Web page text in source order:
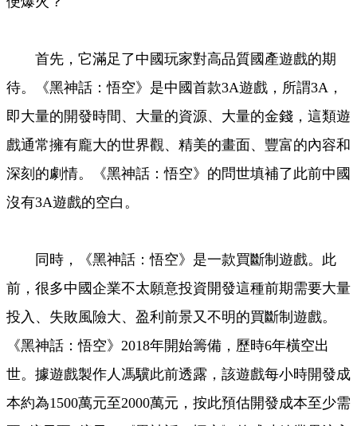
首先，它滿足了中國玩家對高品質國產遊戲的期
待。《黑神話：悟空》是中國首款3A遊戲，所謂3A，
即大量的開發時間、大量的資源、大量的金錢，這類遊
戲通常擁有龐大的世界觀、精美的畫面、豐富的內容和
深刻的劇情。《黑神話：悟空》的問世填補了此前中國
沒有3A遊戲的空白。
同時，《黑神話：悟空》是一款買斷制遊戲。此
前，很多中國企業不太願意投資開發這種前期需要大量
投入、失敗風險大、盈利前景又不明的買斷制遊戲。
《黑神話：悟空》2018年開始籌備，歷時6年橫空出
世。據遊戲製作人馮驥此前透露，該遊戲每小時開發成
本約為1500萬元至2000萬元，按此預估開發成本至少需